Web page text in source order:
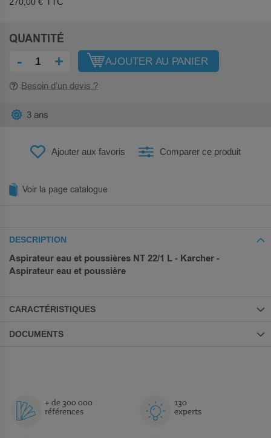
QUANTITÉ
- + AJOUTER AU PANIER
Besoin d’un devis ?
Ajouter aux favoris Comparer ce produit
3 ans
Voir la page catalogue
DESCRIPTION
Aspirateur eau et poussières NT 22/1 L - Karcher -
Aspirateur eau et poussière
CARACTÉRISTIQUES
DOCUMENTS
+ de 300 000
références
130
experts